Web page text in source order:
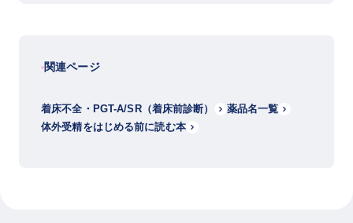
関連ページ
着床不全・PGT-A/SR（着床前診断）
薬品名一覧
体外受精をはじめる前に読む本